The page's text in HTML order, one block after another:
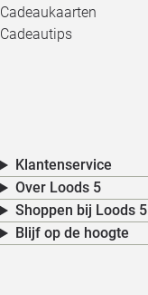
Cadeaukaarten
Cadeautips
Klantenservice
Over Loods 5
Shoppen bij Loods 5
Blijf op de hoogte